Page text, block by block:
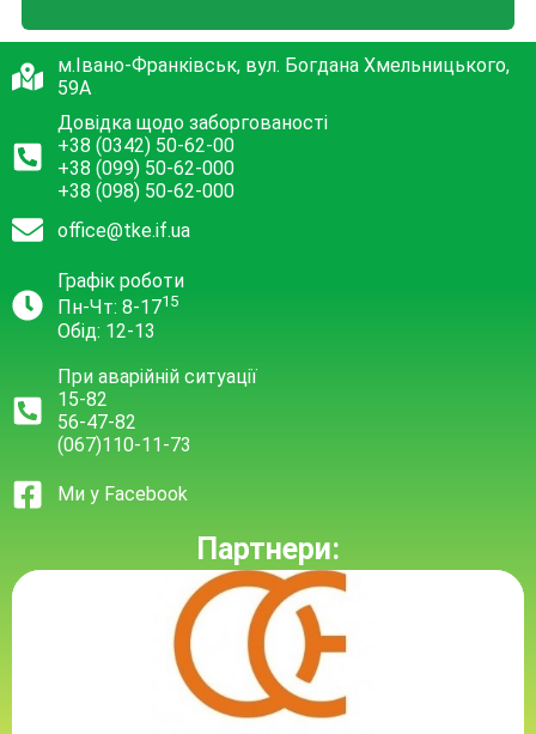
м.Івано-Франківськ, вул. Богдана Хмельницького,
59А
Довідка щодо заборгованості
+38 (0342) 50-62-00
+38 (099) 50-62-000
+38 (098) 50-62-000
office@tke.if.ua
Графік роботи
Пн-Чт: 8-1715
Обід: 12-13
При аварійній ситуації
15-82
56-47-82
(067)110-11-73
Ми у Facebook
Партнери: